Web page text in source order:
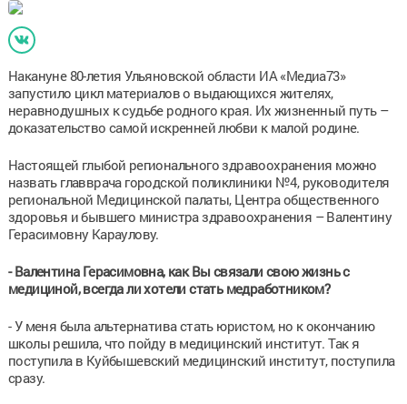
Накануне 80-летия Ульяновской области ИА «Медиа73»
запустило цикл материалов о выдающихся жителях,
неравнодушных к судьбе родного края. Их жизненный путь –
доказательство самой искренней любви к малой родине.
Настоящей глыбой регионального здравоохранения можно
назвать главврача городской поликлиники №4, руководителя
региональной Медицинской палаты, Центра общественного
здоровья и бывшего министра здравоохранения – Валентину
Герасимовну Караулову.
- Валентина Герасимовна, как Вы связали свою жизнь с
медициной, всегда ли хотели стать медработником?
- У меня была альтернатива стать юристом, но к окончанию
школы решила, что пойду в медицинский институт. Так я
поступила в Куйбышевский медицинский институт, поступила
сразу.